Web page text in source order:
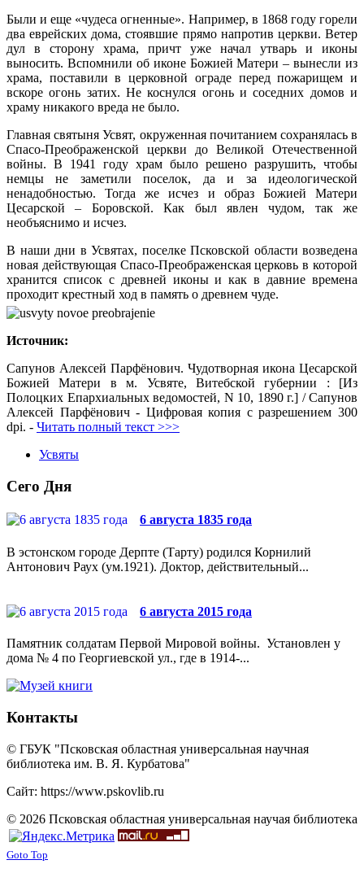
Были и еще «чудеса огненные». Например, в 1868 году горели
два еврейских дома, стоявшие прямо напротив церкви. Ветер
дул в сторону храма, причт уже начал утварь и иконы
выносить. Вспомнили об иконе Божией Матери – вынесли из
храма, поставили в церковной ограде перед пожарищем и
вскоре огонь затих. Не коснулся огонь и соседних домов и
храму никакого вреда не было.
Главная святыня Усвят, окруженная почитанием сохранялась в
Спасо-Преображенской церкви до Великой Отечественной
войны. В 1941 году храм было решено разрушить, чтобы
немцы не заметили поселок, да и за идеологической
ненадобностью. Тогда же исчез и образ Божией Матери
Цесарской – Боровской. Как был явлен чудом, так же
необъяснимо и исчез.
В наши дни в Усвятах, поселке Псковской области возведена
новая действующая Спасо-Преображенская церковь в которой
хранится список с древней иконы и как в давние времена
проходит крестный ход в память о древнем чуде.
Источник:
Сапунов Алексей Парфёнович. Чудотворная икона Цесарской
Божией Матери в м. Усвяте, Витебской губернии : [Из
Полоцких Епархиальных ведомостей, N 10, 1890 г.] / Сапунов
Алексей Парфёнович - Цифровая копия с разрешением 300
dpi. - Читать полный текст >>>
Усвяты
Сего Дня
6 августа 1835 года
В эстонском городе Дерпте (Тарту) родился Корнилий
Антонович Раух (ум.1921). Доктор, действительный...
6 августа 2015 года
Памятник солдатам Первой Мировой войны. Установлен у
дома № 4 по Георгиевской ул., где в 1914-...
Контакты
© ГБУК "Псковская областная универсальная научная
библиотека им. В. Я. Курбатова"
Сайт: https://www.pskovlib.ru
© 2026 Псковская областная универсальная научая библиотека
Goto Top